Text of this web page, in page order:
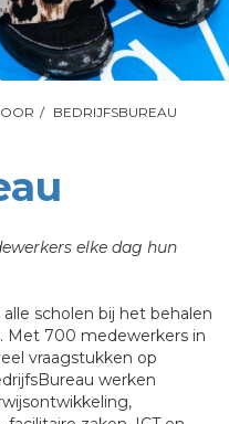
/ BEDRIJFSBUREAU
elke dag hun
scholen bij het behalen
Met 700 medewerkers in
vraagstukken op
werken